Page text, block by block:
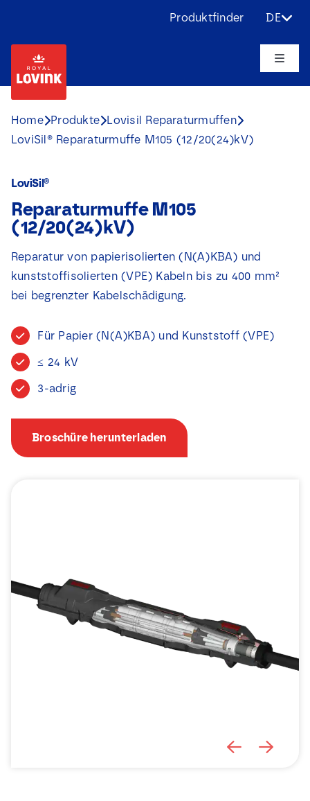
content
Produktfinder DE
Toggle
Produkte
Anwendungen
Herausforderungen
Projekte
Kontakt
Home Produkte Lovisil Reparaturmuffen
LoviSil® Reparaturmuffe M105 (12/20(24)kV)
LoviSil®
Reparaturmuffe M105
(12/20(24)kV)
Reparatur von papierisolierten (N(A)KBA) und
kunststoffisolierten (VPE) Kabeln bis zu 400 mm²
bei begrenzter Kabelschädigung.
Für Papier (N(A)KBA) und Kunststoff (VPE)
≤ 24 kV
3-adrig
Broschüre herunterladen